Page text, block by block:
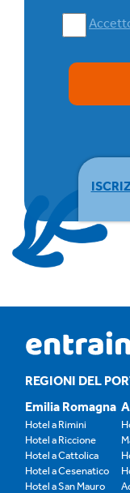
REGIONI DEL
Emilia Romagna
Hotel a Rimini
Hotel a Riccione
Hotel a Cattolica
Hotel a Cesenatico
Hotel a San Mauro